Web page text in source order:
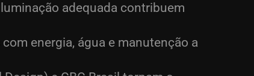
adequada contribuem
energia, água e manutenção a